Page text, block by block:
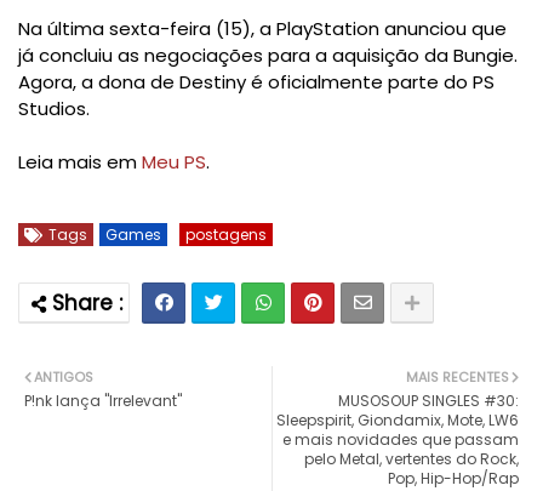
Na última sexta-feira (15), a PlayStation anunciou que
já concluiu as negociações para a aquisição da Bungie.
Agora, a dona de Destiny é oficialmente parte do PS
Studios.
Leia mais emMeu PS.
Tags Games postagens
MAIS RECENTES
MUSOSOUP SINGLES #30:
Sleepspirit, Giondamix, Mote, LW6
e mais novidades que passam
pelo Metal, vertentes do Rock,
Pop, Hip-Hop/Rap
ANTIGOS
P!nk lança "Irrelevant"